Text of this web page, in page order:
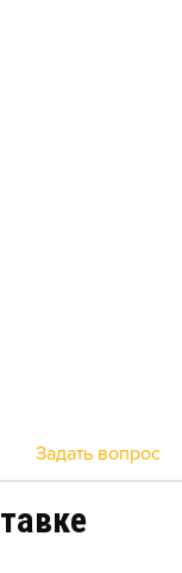
Задать вопрос